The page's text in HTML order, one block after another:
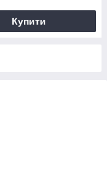
Купити